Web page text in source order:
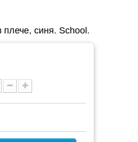
плече, синя. School.